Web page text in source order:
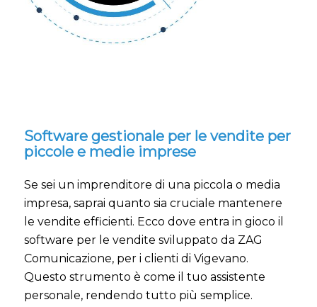
Software gestionale per le vendite per
piccole e medie imprese
Se sei un imprenditore di una piccola o media
impresa, saprai quanto sia cruciale mantenere
le vendite efficienti. Ecco dove entra in gioco il
software per le vendite sviluppato da ZAG
Comunicazione, per i clienti di Vigevano.
Questo strumento è come il tuo assistente
personale, rendendo tutto più semplice.